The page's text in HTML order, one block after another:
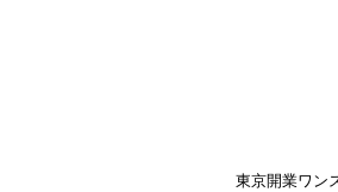
東京開業ワン